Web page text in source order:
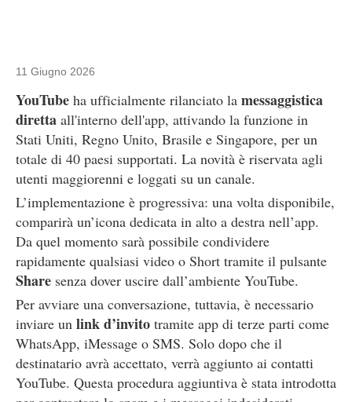
11 Giugno 2026
YouTube ha ufficialmente rilanciato la messaggistica
diretta all'interno dell'app, attivando la funzione in
Stati Uniti, Regno Unito, Brasile e Singapore, per un
totale di 40 paesi supportati. La novità è riservata agli
utenti maggiorenni e loggati su un canale.
L’implementazione è progressiva: una volta disponibile,
comparirà un’icona dedicata in alto a destra nell’app.
Da quel momento sarà possibile condividere
rapidamente qualsiasi video o Short tramite il pulsante
Share senza dover uscire dall’ambiente YouTube.
Per avviare una conversazione, tuttavia, è necessario
inviare un link d’invito tramite app di terze parti come
WhatsApp, iMessage o SMS. Solo dopo che il
destinatario avrà accettato, verrà aggiunto ai contatti
YouTube. Questa procedura aggiuntiva è stata introdotta